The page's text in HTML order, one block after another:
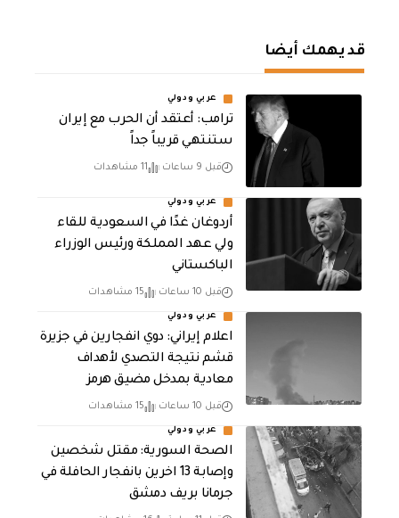
قد يهمك أيضا
عربي ودولي
‏ترامب: أعتقد أن الحرب مع إيران
ستنتهي قريباً جداً
قبل 9 ساعات 11 مشاهدات
عربي ودولي
أردوغان غدًا في السعودية للقاء
ولي عهد المملكة ورئيس الوزراء
الباكستاني
قبل 10 ساعات 15 مشاهدات
عربي ودولي
اعلام إيراني: دوي انفجارين في جزيرة
قشم نتيجة التصدي لأهداف
معادية بمدخل مضيق هرمز
قبل 10 ساعات 15 مشاهدات
عربي ودولي
الصحة السورية: مقتل شخصين
وإصابة 13 اخرين بانفجار الحافلة في
جرمانا بريف دمشق